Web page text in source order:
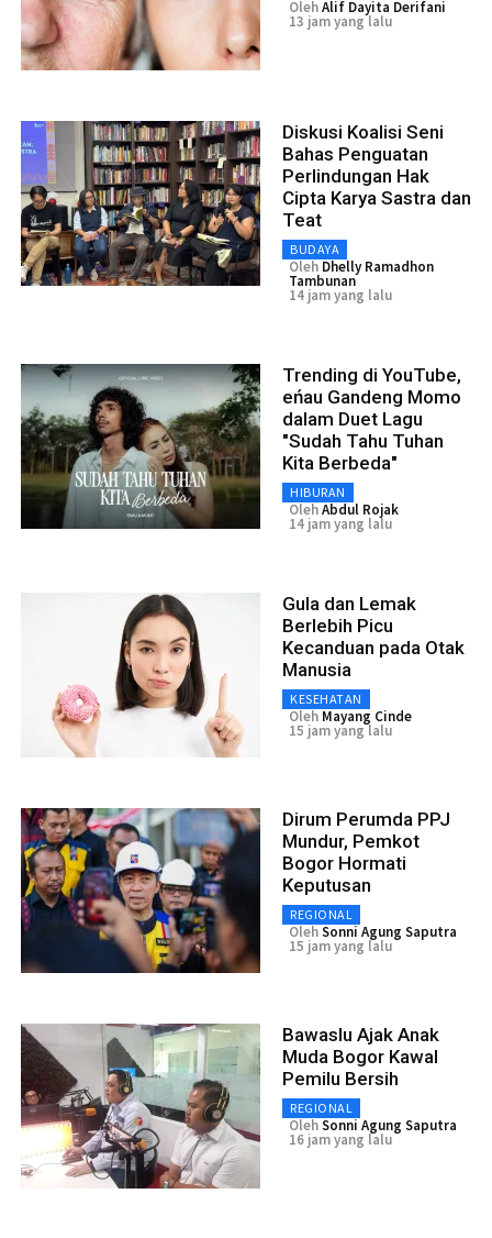
OlehAlif Dayita Derifani
13 jam yang lalu
Diskusi Koalisi Seni
Bahas Penguatan
Perlindungan Hak
Cipta Karya Sastra dan
Teat
BUDAYA
Oleh Dhelly Ramadhon
Tambunan
14 jam yang lalu
Trending di YouTube,
eńau Gandeng Momo
dalam Duet Lagu
"Sudah Tahu Tuhan
Kita Berbeda"
HIBURAN
OlehAbdul Rojak
14 jam yang lalu
Gula dan Lemak
Berlebih Picu
Kecanduan pada Otak
Manusia
KESEHATAN
Oleh Mayang Cinde
15 jam yang lalu
Dirum Perumda PPJ
Mundur, Pemkot
Bogor Hormati
Keputusan
REGIONAL
OlehSonni Agung Saputra
15 jam yang lalu
Bawaslu Ajak Anak
Muda Bogor Kawal
Pemilu Bersih
REGIONAL
OlehSonni Agung Saputra
16 jam yang lalu